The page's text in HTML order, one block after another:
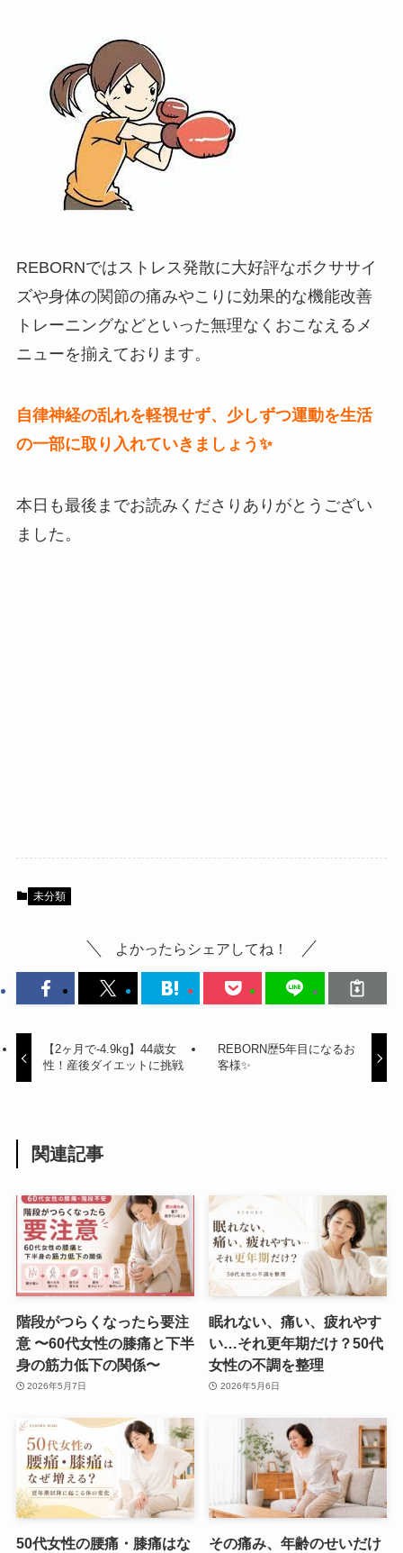
REBORNではストレス発散に大好評なボクササイ
ズや身体の関節の痛みやこりに効果的な機能改善
トレーニングなどといった無理なくおこなえるメ
ニューを揃えております。
自律神経の乱れを軽視せず、少しずつ運動を生活
の一部に取り入れていきましょう✨
本日も最後までお読みくださりありがとうござい
ました。
未分類
よかったらシェアしてね！
【2ヶ月で-4.9kg】44歳女
性！産後ダイエットに挑戦
REBORN歴5年目になるお
客様✨
関連記事
階段がつらくなったら要注
意 〜60代女性の膝痛と下半
身の筋力低下の関係〜
2026年5月7日
眠れない、痛い、疲れやす
い…それ更年期だけ？50代
女性の不調を整理
2026年5月6日
50代女性の腰痛・膝痛はな
その痛み、年齢のせいだけ